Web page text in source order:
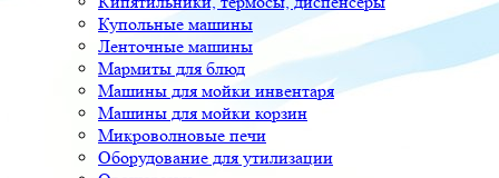
Купольные машины
Ленточные машины
Мармиты для блюд
Машины для мойки инвентаря
Машины для мойки корзин
Микроволновые печи
Оборудование для утилизации